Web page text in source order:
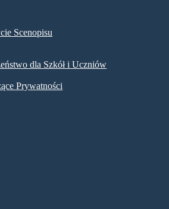
Scenopisu
dla Szkół i Uczniów
Prywatności